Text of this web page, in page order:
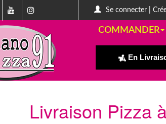
Se connecter|
COMMANDER
En
Livraison Pizza